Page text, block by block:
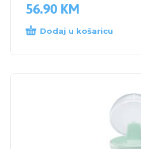
56.90 KM
Dodaj u košaricu